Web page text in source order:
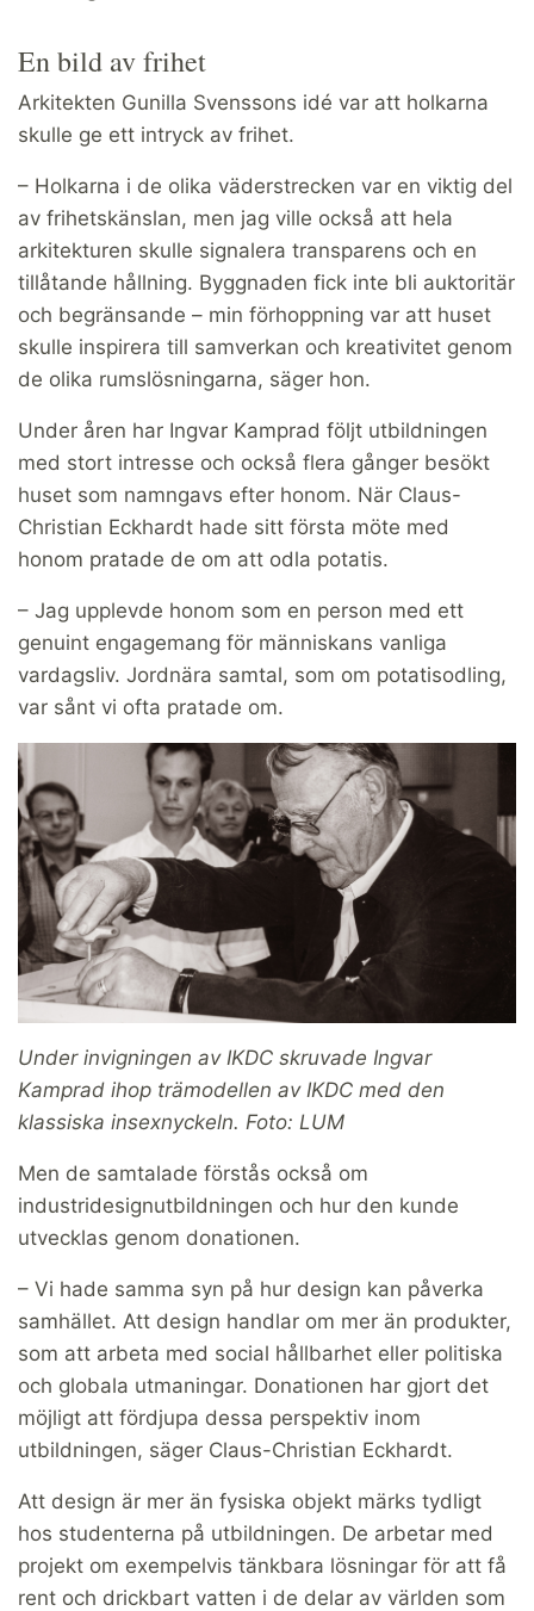
En bild av frihet
Arkitekten Gunilla Svenssons idé var att holkarna
skulle ge ett intryck av frihet.
– Holkarna i de olika väderstrecken var en viktig del
av frihetskänslan, men jag ville också att hela
arkitekturen skulle signalera transparens och en
tillåtande hållning. Byggnaden fick inte bli auktoritär
och begränsande – min förhoppning var att huset
skulle inspirera till samverkan och kreativitet genom
de olika rumslösningarna, säger hon.
Under åren har Ingvar Kamprad följt utbildningen
med stort intresse och också flera gånger besökt
huset som namngavs efter honom. När Claus-
Christian Eckhardt hade sitt första möte med
honom pratade de om att odla potatis.
– Jag upplevde honom som en person med ett
genuint engagemang för människans vanliga
vardagsliv. Jordnära samtal, som om potatisodling,
var sånt vi ofta pratade om.
Under invigningen av IKDC skruvade Ingvar
Kamprad ihop trä­modellen av IKDC med den
klassiska insexnyckeln. Foto: LUM
Men de samtalade förstås också om
industridesignutbildningen och hur den kunde
utvecklas genom donationen.
– Vi hade samma syn på hur design kan påverka
samhället. Att design handlar om mer än produkter,
som att arbeta med social hållbarhet eller politiska
och globala utmaningar. Donationen har gjort det
möjligt att fördjupa dessa perspektiv inom
utbildningen, säger Claus-Christian Eckhardt.
Att design är mer än fysiska objekt märks tydligt
hos studenterna på utbildningen. De arbetar med
projekt om exempelvis tänkbara lösningar för att få
rent och drickbart vatten i de delar av världen som